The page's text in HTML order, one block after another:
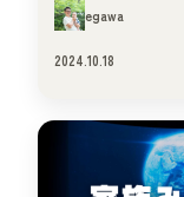
egawa
2024.10.18